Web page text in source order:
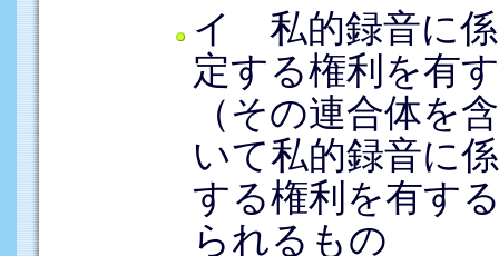
イ 私的録音に係
定する権利を有
（その連合体を
いて私的録音に
する権利を有す
られるもの